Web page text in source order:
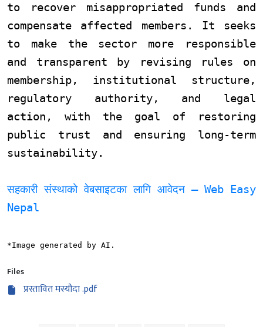
to recover misappropriated funds and
compensate affected members. It seeks
to make the sector more responsible
and transparent by revising rules on
membership, institutional structure,
regulatory authority, and legal
action, with the goal of restoring
public trust and ensuring long-term
sustainability.
सहकारी संस्थाको वेबसाइटका लागि आवेदन — Web Easy
Nepal
*Image generated by AI.
Files
प्रस्तावित मस्यौदा .pdf